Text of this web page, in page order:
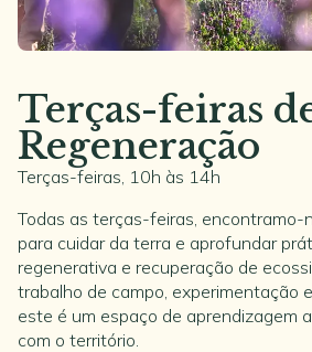
Terças-feiras
Regeneração
Terças-feiras, 10h às 14h
Todas as terças-feiras, encontramo-
para cuidar da terra e aprofundar
regenerativa e recuperação de
trabalho de campo, experimentação
este é um espaço de aprendizagem
com o território.